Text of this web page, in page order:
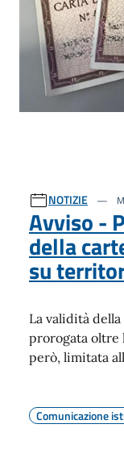
NOTIZIE
Avviso -
della
su
La validità
prorogata oltre
però, limitata
Comunicazione